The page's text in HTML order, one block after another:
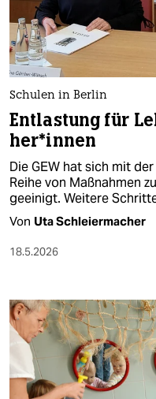
nord
wahrheit
verlag
veranstaltungen
shop
fragen & hilfe
unterstützen
genossenschaft
epaper login
Schulen in Berlin
Entlastung für
he­r*in­nen
Die GEW hat sich mit
Reihe von Maßnahmen
geeinigt. Weitere
Von Uta Schleiermacher
18.5.2026